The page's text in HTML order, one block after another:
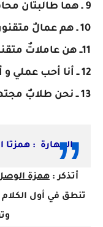
9 ـ هما طالبتان محافظتان على الصلاة في وقتها .
10 ـ هم عمالٌ متقنون لعملهم .
11ــ هن عاملاتٌ متقنات لعملهن .
12 ــ أنا أحب عملي و أحافظ عليه .
13 ــ نحن طلابٌ مجتهدون ي الدراسة .
المهارة :
أتذكر : همزة
تنطق في أول